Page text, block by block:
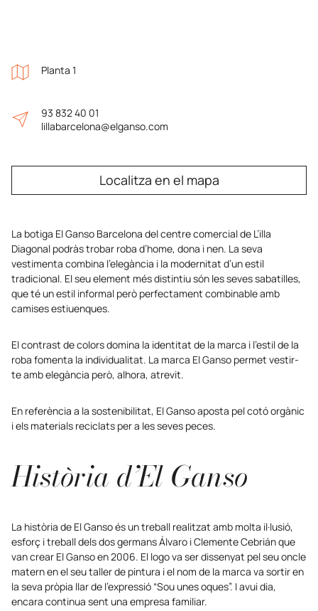
Planta 1
93 832 40 01
lillabarcelona@elganso.com
Localitza en el mapa
La botiga El Ganso Barcelona del centre comercial de L’illa
Diagonal podràs trobar roba d’home, dona i nen. La seva
vestimenta combina l’elegància i la modernitat d’un estil
tradicional. El seu element més distintiu són les seves sabatilles,
que té un estil informal però perfectament combinable amb
camises estiuenques.
El contrast de colors domina la identitat de la marca i l’estil de la
roba fomenta la individualitat. La marca El Ganso permet vestir-
te amb elegància però, alhora, atrevit.
En referència a la sostenibilitat, El Ganso aposta pel cotó orgànic
i els materials reciclats per a les seves peces.
Història d’El Ganso
La història de El Ganso és un treball realitzat amb molta il·lusió,
esforç i treball dels dos germans Álvaro i Clemente Cebrián que
van crear El Ganso en 2006. El logo va ser dissenyat pel seu oncle
matern en el seu taller de pintura i el nom de la marca va sortir en
la seva pròpia llar de l’expressió “Sou unes oques”. I avui dia,
encara continua sent una empresa familiar.